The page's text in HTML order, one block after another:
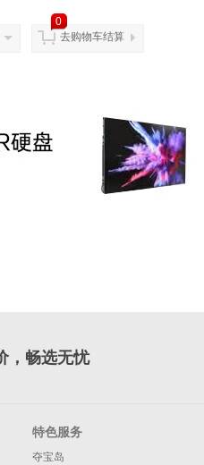
0
去购物车结算
，畅选无忧
特色服务
夺宝岛